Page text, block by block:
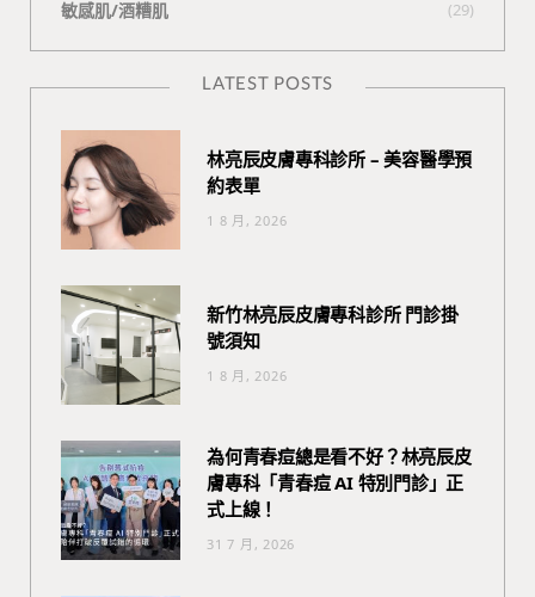
敏感肌/酒糟肌 (29)
LATEST POSTS
林亮辰皮膚專科診所 – 美容醫學預
約表單
1 8 月, 2026
新竹林亮辰皮膚專科診所 門診掛
號須知
1 8 月, 2026
為何青春痘總是看不好？林亮辰皮
膚專科「青春痘 AI 特別門診」正
式上線！
31 7 月, 2026